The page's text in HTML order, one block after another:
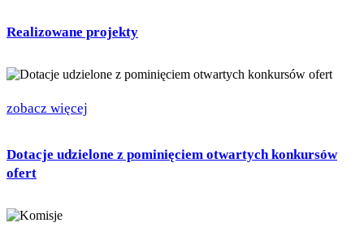
Realizowane projekty
zobacz więcej
Dotacje udzielone z pominięciem otwartych konkursów
ofert